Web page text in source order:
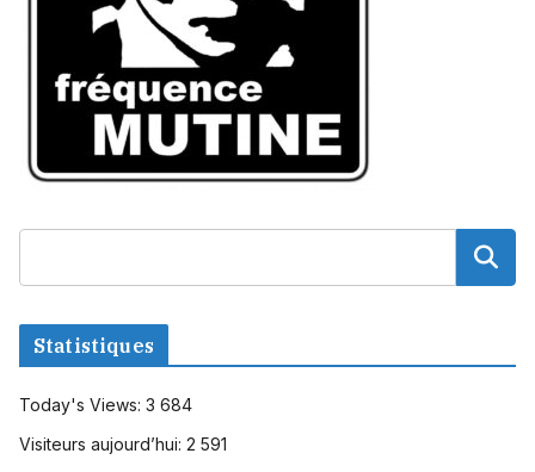
Statistiques
Today's Views: 3 684
Visiteurs aujourd’hui: 2 591